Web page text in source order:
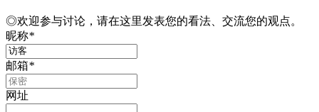
◎欢迎参与讨论，请在这里发表您的看法、交流您的观点。
昵称*
邮箱*
网址